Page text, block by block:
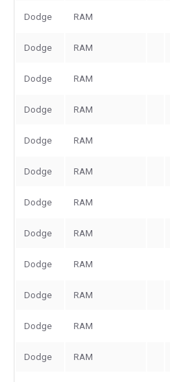
Dodge RAM
Dodge RAM
Dodge RAM
Dodge RAM
Dodge RAM
Dodge RAM
Dodge RAM
Dodge RAM
Dodge RAM
Dodge RAM
Dodge RAM
Dodge RAM